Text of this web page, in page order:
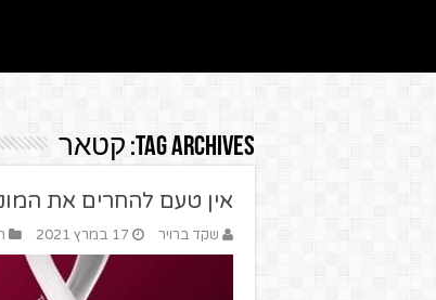
Tag Archives: קטאר
אין טעם להחרים את
שקד ברויר 17 במרץ 2021